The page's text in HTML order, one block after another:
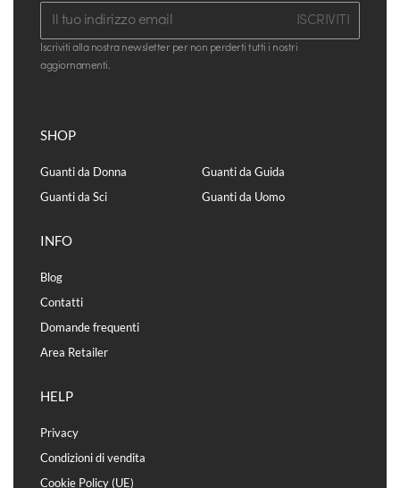
ISCRIVITI
Iscriviti alla nostra newsletter per non perderti tutti i nostri
aggiornamenti.
SHOP
Guanti da Donna
Guanti da Guida
Guanti da Sci
Guanti da Uomo
INFO
Blog
Contatti
Domande frequenti
Area Retailer
HELP
Privacy
Condizioni di vendita
Cookie Policy (UE)